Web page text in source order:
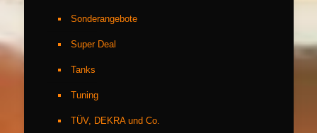
Sonderangebote
Super Deal
Tanks
Tuning
TÜV, DEKRA und Co.